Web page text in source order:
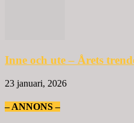
Inne och ute – Årets
23 januari, 2026
– ANNONS –